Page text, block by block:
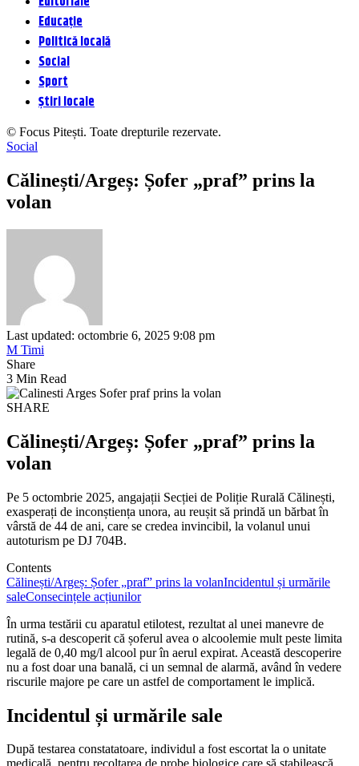
Educație
Politică locală
Social
Sport
Știri locale
© Focus Pitești. Toate drepturile rezervate.
Social
Călinești/Argeș: Șofer „praf” prins la
volan
Last updated: octombrie 6, 2025 9:08 pm
M Timi
Share
3 Min Read
SHARE
Călinești/Argeș: Șofer „praf” prins la
volan
Pe 5 octombrie 2025, angajații Secției de Poliție Rurală Călinești,
exasperați de inconștiența unora, au reușit să prindă un bărbat în
vârstă de 44 de ani, care se credea invincibil, la volanul unui
autoturism pe DJ 704B.
Contents
Călinești/Argeș: Șofer „praf” prins la volanIncidentul și urmările
saleConsecințele acțiunilor
În urma testării cu aparatul etilotest, rezultat al unei manevre de
rutină, s-a descoperit că șoferul avea o alcoolemie mult peste limita
legală de 0,40 mg/l alcool pur în aerul expirat. Această descoperire
nu a fost doar una banală, ci un semnal de alarmă, având în vedere
riscurile majore pe care un astfel de comportament le implică.
Incidentul și urmările sale
După testarea constatatoare, individul a fost escortat la o unitate